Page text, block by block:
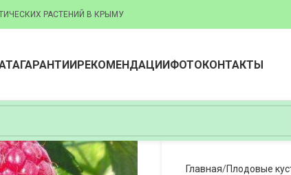
РАСТЕНИЙ В КРЫМУ
ГАРАНТИИРЕКОМЕНДАЦИИФОТОКОНТАКТЫ
Главная Плодовые